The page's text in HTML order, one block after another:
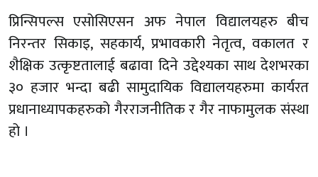
प्रिन्सिपल्स एसोसिएसन अफ नेपाल विद्यालयहरु बीच
निरन्तर सिकाइ, सहकार्य, प्रभावकारी नेतृत्व, वकालत र
शैक्षिक उत्कृष्टतालाई बढावा दिने उद्देश्यका साथ देशभरका
३० हजार भन्दा बढी सामुदायिक विद्यालयहरुमा कार्यरत
प्रधानाध्यापकहरुको गैरराजनीतिक र गैर नाफामुलक संस्था
हो ।